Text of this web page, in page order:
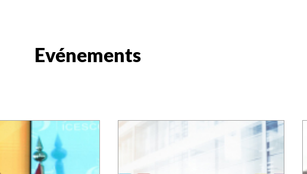
Evénements